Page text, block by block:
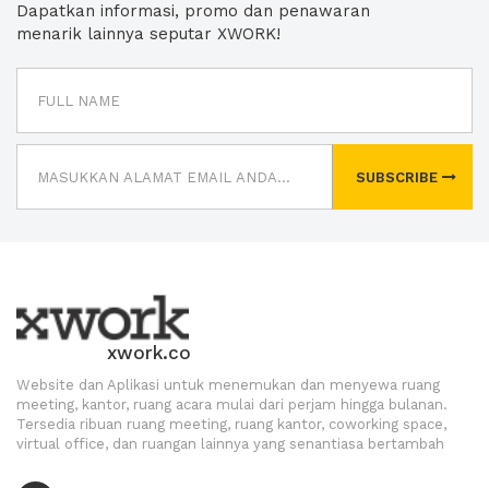
Dapatkan informasi, promo dan penawaran
menarik lainnya seputar XWORK!
SUBSCRIBE
xwork.co
Website dan Aplikasi untuk menemukan dan menyewa ruang
meeting, kantor, ruang acara mulai dari perjam hingga bulanan.
Tersedia ribuan ruang meeting, ruang kantor, coworking space,
virtual office, dan ruangan lainnya yang senantiasa bertambah